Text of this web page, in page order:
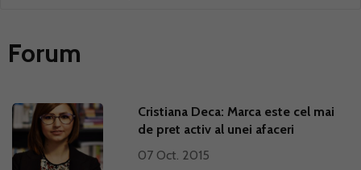
Forum
Cristiana Deca: Marca este cel mai
de pret activ al unei afaceri
07 Oct. 2015